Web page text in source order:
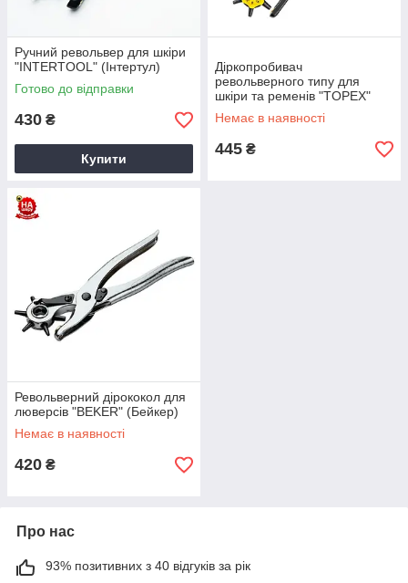
Ручний револьвер для шкіри
"INTERTOOL" (Інтертул)
Готово до відправки
430 ₴
Купити
Діркопробивач
револьверного типу для
шкіри та ременів "TOPEX"
(Топекс)
Немає в наявності
445 ₴
Револьверний дірококол для
люверсів "BEKER" (Бейкер)
Немає в наявності
420 ₴
Про нас
93% позитивних з 40 відгуків за рік